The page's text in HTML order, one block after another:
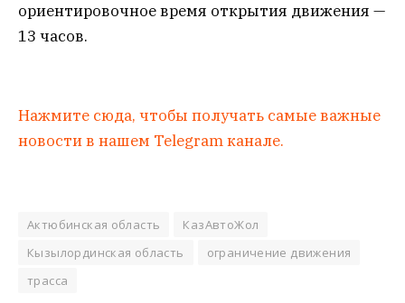
ориентировочное время открытия движения —
13 часов.
Нажмите сюда, чтобы получать самые важные
новости в нашем Telegram канале.
Актюбинская область
КазАвтоЖол
Кызылординская область
ограничение движения
трасса